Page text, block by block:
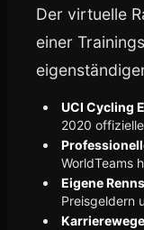
Der virtuelle
einer
UCI Cycling
2020
WorldTeams
Eigene
Preisgeldern
Karrierewege